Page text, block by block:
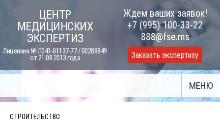
content
ЦЕНТР
МЕДИЦИНСКИХ
ЭКСПЕРТИЗ
Лицензия № Л041-01137-77 / 00288849
от 21.08.2013 года
Ждем ваших заявок!
+7 (995) 100-33-22
888@fse.ms
Заказать экспертизу
МЕНЮ
СТРОИТЕЛЬСТВО